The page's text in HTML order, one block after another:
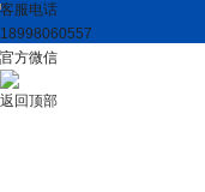
客服电话
18998060557
官方微信
返回顶部